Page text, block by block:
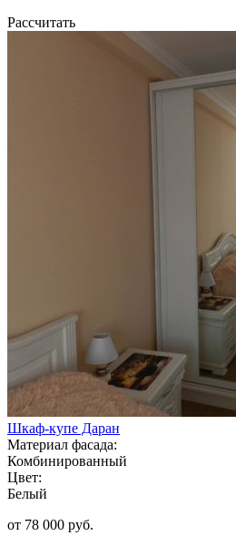
Рассчитать
Шкаф-купе Даран
Материал фасада:
Комбинированный
Цвет:
Белый
от 78 000 руб.